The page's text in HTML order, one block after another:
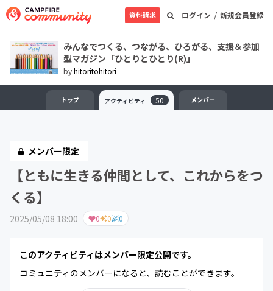
ログイン / 新規会員登録
資料請求
みんなでつくる、つながる、ひろがる、支援＆参加
型マガジン「ひとりとひとり(R)」
byhitoritohitori
トップ アクティビティ 50 メンバー
メンバー限定
【ともに生きる仲間として、これからをつ
くる】
2025/05/08 18:00 0 0 0
このアクティビティはメンバー限定公開です。
コミュニティのメンバーになると、読むことができます。